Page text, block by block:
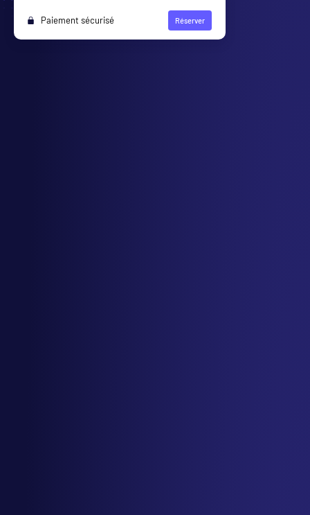
Paiement sécurisé Réserver